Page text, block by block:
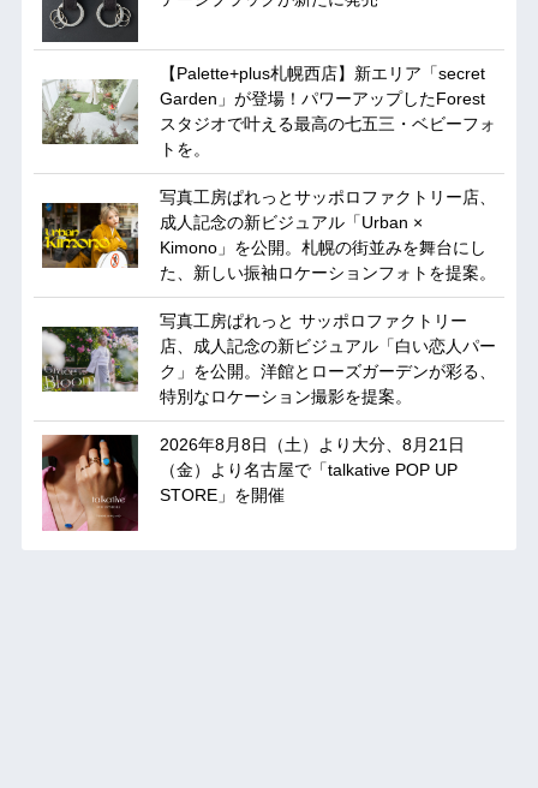
【Palette+plus札幌西店】新エリア「secret
Garden」が登場！パワーアップしたForest
スタジオで叶える最高の七五三・ベビーフォ
トを。
写真工房ぱれっとサッポロファクトリー店、
成人記念の新ビジュアル「Urban ×
Kimono」を公開。札幌の街並みを舞台にし
た、新しい振袖ロケーションフォトを提案。
写真工房ぱれっと サッポロファクトリー
店、成人記念の新ビジュアル「白い恋人パー
ク」を公開。洋館とローズガーデンが彩る、
特別なロケーション撮影を提案。
2026年8月8日（土）より大分、8月21日
（金）より名古屋で「talkative POP UP
STORE」を開催